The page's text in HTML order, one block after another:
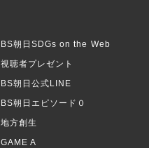
BS朝日SDGs on the Web
視聴者プレゼント
BS朝日公式LINE
BS朝日エピソード０
地方創生
GAME A